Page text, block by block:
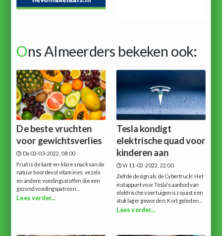
Ons Almeerders bekeken ook:
De beste vruchten
voor gewichtsverlies
Do 03-03-2022, 08:00
Fruit is de kant-en-klare snack van de
natuur boordevol vitamines, vezels
en andere voedingsstoffen die een
gezond voedingspatroon...
Lees verder...
Tesla kondigt
elektrische quad voor
kinderen aan
Vr 11-02-2022, 22:00
Zelfde design als de Cybertruck! Het
instappunt voor Tesla's aanbod van
elektrische voertuigen is zojuist een
stuk lager geworden. Kort geleden...
Lees verder...